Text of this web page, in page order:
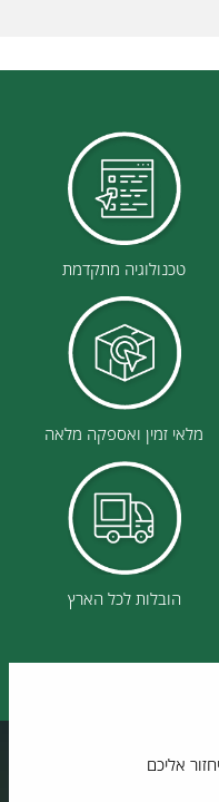
טכנולוגיה מתקדמת
מלאי זמין ואספקה מלאה
הובלות לכל הארץ
אליכם